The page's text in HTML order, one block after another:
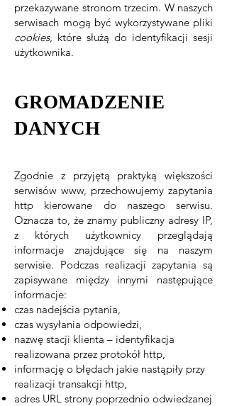
przekazywane stronom trzecim. W naszych
serwisach mogą być wykorzystywane pliki
cookies, które służą do identyfikacji sesji
użytkownika.
GROMADZENIE
DANYCH
Zgodnie z przyjętą praktyką większości
serwisów www, przechowujemy zapytania
http kierowane do naszego serwisu.
Oznacza to, że znamy publiczny adresy IP,
z których użytkownicy przeglądają
informacje znajdujące się na naszym
serwisie. Podczas realizacji zapytania są
zapisywane między innymi następujące
informacje:
czas nadejścia pytania,
czas wysyłania odpowiedzi,
nazwę stacji klienta – identyfikacja
realizowana przez protokół http,
informację o błędach jakie nastąpiły przy
realizacji transakcji http,
adres URL strony poprzednio odwiedzanej